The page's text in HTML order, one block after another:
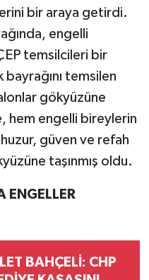
bir araya getirdi.
engelli
temsilcileri bir
temsilen
gökyüzüne
hem engelli bireylerin
güven ve refah
taşınmış oldu.
ENGELLER
BAHÇELİ: CHP